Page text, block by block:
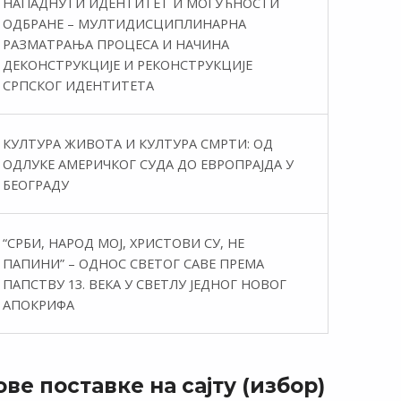
ОДБРАНЕ – МУЛТИДИСЦИПЛИНАРНА
РАЗМАТРАЊА ПРОЦЕСА И НАЧИНА
ДЕКОНСТРУКЦИЈЕ И РЕКОНСТРУКЦИЈЕ
СРПСКОГ ИДЕНТИТЕТА
КУЛТУРА ЖИВОТА И КУЛТУРА СМРТИ: ОД
ОДЛУКЕ АМЕРИЧКОГ СУДА ДО ЕВРОПРАЈДА У
БЕОГРАДУ
“СРБИ, НАРОД МОЈ, ХРИСТОВИ СУ, НЕ
ПАПИНИ” – ОДНОС СВЕТОГ САВЕ ПРЕМА
ПАПСТВУ 13. ВЕКА У СВЕТЛУ ЈЕДНОГ НОВОГ
АПОКРИФА
поставке на сајту (избор)